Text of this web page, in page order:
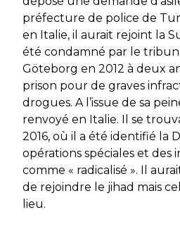
préfecture de police de
en Italie, il aurait rejoint la
été condamné par le
Göteborg en 2012 à deux
prison pour de graves
drogues. A l’issue de sa
renvoyé en Italie. Il se
2016, où il a été identifié la
opérations spéciales et des
comme « radicalisé ». Il
de rejoindre le jihad mais
lieu.